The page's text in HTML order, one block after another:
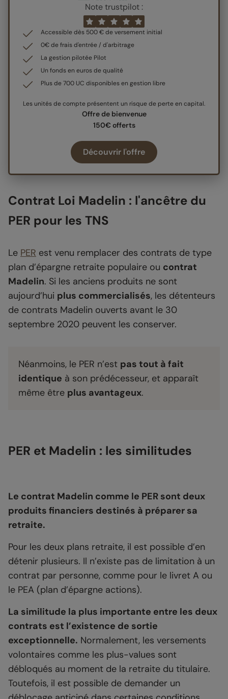
Note trustpilot :
Accessible dès 500 € de versement initial
0€ de frais d'entrée / d'arbitrage
La gestion pilotée Pilot
Un fonds en euros de qualité
Plus de 700 UC disponibles en gestion libre
Les unités de compte présentent un risque de perte en capital.
Offre de bienvenue
150€ offerts
Découvrir l'offre
Contrat Loi Madelin : l'ancêtre du
PER pour les TNS
Le PER est venu remplacer des contrats de type
plan d’épargne retraite populaire ou contrat
Madelin. Si les anciens produits ne sont
aujourd’hui plus commercialisés, les détenteurs
de contrats Madelin ouverts avant le 30
septembre 2020 peuvent les conserver.
Néanmoins, le PER n’est pas tout à fait
identique à son prédécesseur, et apparaît
même être plus avantageux.
PER et Madelin : les similitudes
Le contrat Madelin comme le PER sont deux
produits financiers destinés à préparer sa
retraite.
Pour les deux plans retraite, il est possible d’en
détenir plusieurs. Il n’existe pas de limitation à un
contrat par personne, comme pour le livret A ou
le PEA (plan d’épargne actions).
La similitude la plus importante entre les deux
contrats est l’existence de sortie
exceptionnelle. Normalement, les versements
volontaires comme les plus-values sont
débloqués au moment de la retraite du titulaire.
Toutefois, il est possible de demander un